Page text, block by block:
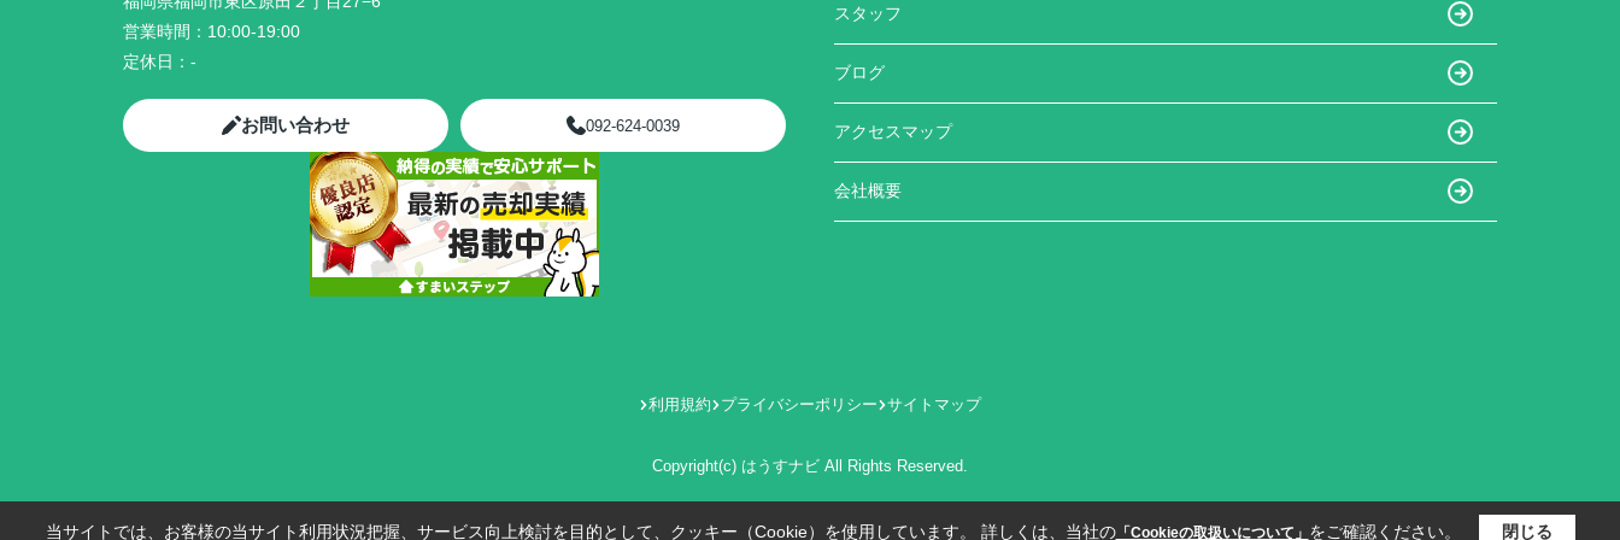
営業時間： 10:00-19:00
定休日： -
お問い合わせ 092-624-0039
スタッフ
ブログ
アクセスマップ
会社概要
利用規約 プライバシーポリシー サイトマップ
Copyright(c) はうすナビ All Rights Reserved.
当サイトでは、お客様の当サイト利用状況把握、サービス向上検討を目的として、クッキー（Cookie）を使用しています。 詳しくは、当社の「Cookieの取扱いについて」 をご確認ください。 閉じる